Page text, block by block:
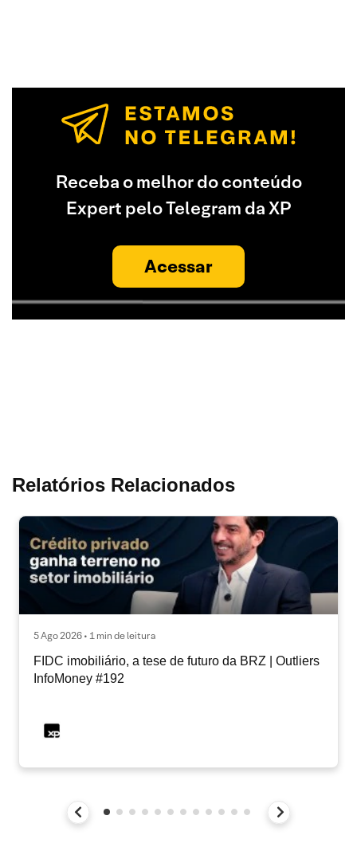
Receba o melhor do conteúdo
Expert pelo Telegram da XP
Acessar
Relatórios Relacionados
5 Ago 2026 • 1 min de leitura
FIDC imobiliário, a tese de futuro da BRZ | Outliers
InfoMoney #192